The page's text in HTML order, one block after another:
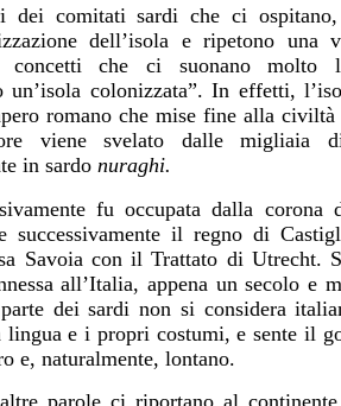
dei comitati sardi che ci
dell’isola e ripetono una
concetti che ci suonano molto
un’isola colonizzata”. In effetti,
romano che mise fine alla
viene svelato dalle migliaia
in sardo nuraghi.
fu occupata dalla corona
successivamente il regno di
Savoia con il Trattato di Utrecht.
all’Italia, appena un secolo e
dei sardi non si considera
lingua e i propri costumi, e sente il
e, naturalmente, lontano.